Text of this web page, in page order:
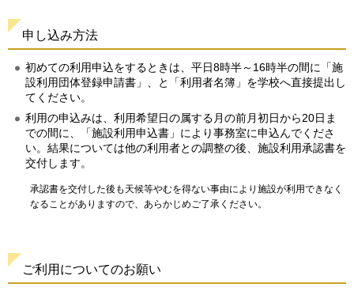
申し込み方法
初めての利用申込をするときは、平日8時半～16時半の間に「施
設利用団体登録申請書」、と「利用者名簿」を学校へ直接提出し
てください。
利用の申込みは、利用希望日の属する月の前月初日から20日ま
での間に、「施設利用申込書」により事務室に申込んでくださ
い。結果については他の利用者との調整の後、施設利用承認書を
交付します。
承認書を交付した後も天候等やむを得ない事由により施設が利用できなく
なることがありますので、あらかじめご了承ください。
ご利用についてのお願い